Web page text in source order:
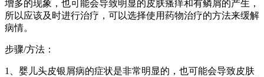
增多的现象，也可能会导致明显的皮肤瘙痒和有鳞屑的产生，
所以应该及时进行治疗，可以选择使用药物治疗的方法来缓解
病情。
步骤/方法：
1、婴儿头皮银屑病的症状是非常明显的，也可能会导致皮肤